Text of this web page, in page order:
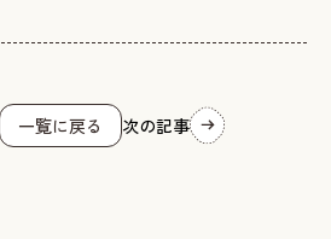
一覧に戻る 次の記事